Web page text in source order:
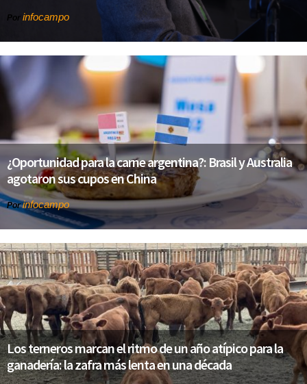
Por infocampo
¿Oportunidad para la carne argentina?: Brasil y Australia
agotaron sus cupos en China
Porinfocampo
Los terneros marcan el ritmo de un año atípico para la
ganadería: la zafra más lenta en una década